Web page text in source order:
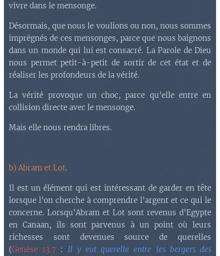
vivre dans le mensonge.
Désormais, que nous le voulions ou non, nous sommes
imprégnés de ces mensonges, parce que nous baignons
dans un monde qui lui est consacré. La Parole de Dieu
nous permet petit-à-petit de sortir de cet état et de
réaliser les profondeurs de la vérité.
La vérité provoque un choc, parce qu'elle entre en
collision directe avec le mensonge.
Mais elle nous rendra libres.
b) Abram et Lot.
Il est un élément qui est intéressant de garder en tête
lorsque l'on cherche à comprendre l'argent et ce qui le
concerne. Lorsqu'Abram et Lot sont revenus d'Egypte
en Canaan, ils sont parvenus à un point où leurs
richesses sont devenues source de querelles
(Genèse 13.7 : Il y eut querelle entre les bergers des